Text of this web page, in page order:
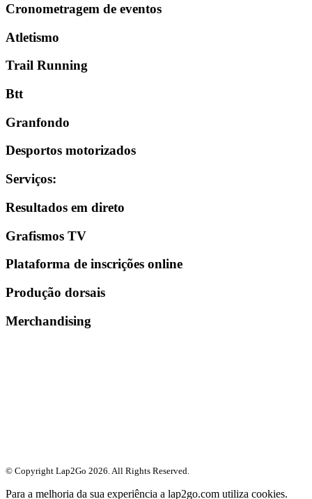
Cronometragem de eventos
Atletismo
Trail Running
Btt
Granfondo
Desportos motorizados
Serviços:
Resultados em direto
Grafismos TV
Plataforma de inscrições online
Produção dorsais
Merchandising
© Copyright Lap2Go 2026. All Rights Reserved.
Para a melhoria da sua experiência a lap2go.com utiliza cookies.